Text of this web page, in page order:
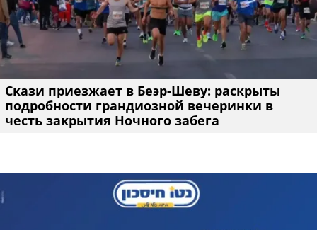
Скази приезжает в Беэр-Шеву: раскрыты
подробности грандиозной вечеринки в
честь закрытия Ночного забега